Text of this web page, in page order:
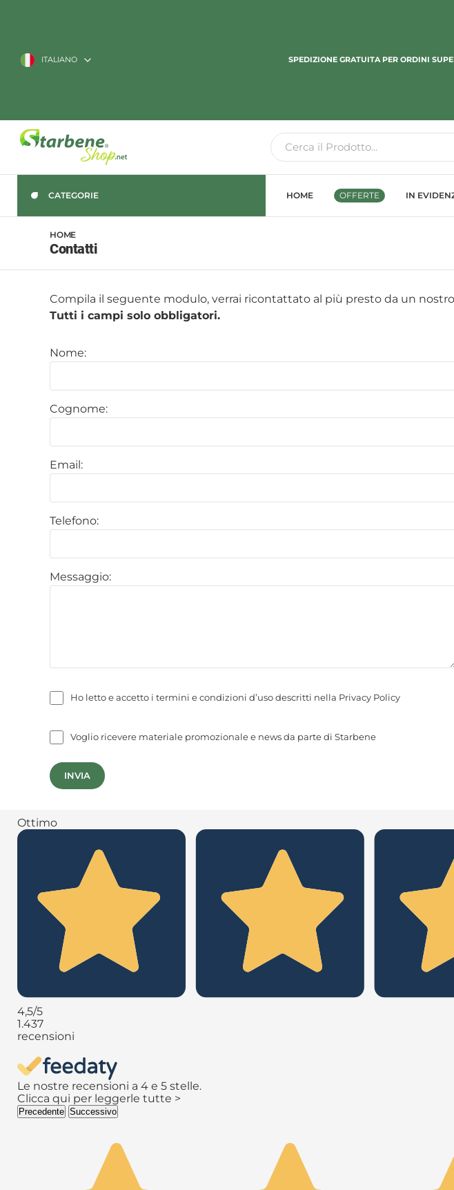
ITALIANO SPEDIZIONE GRATUITA PER ORDINI
CATEGORIE HOME OFFERTE IN
HOME
Contatti
Compila il seguente modulo, verrai ricontattato al più presto da un
Tutti i campi solo obbligatori.
Nome:
Cognome:
Email:
Telefono:
Messaggio:
Ho letto e accetto i termini e condizioni d’uso descritti nella Privacy Policy
Voglio ricevere materiale promozionale e news da parte di Starbene
INVIA
Ottimo
4,5/5
1.437
recensioni
Le nostre recensioni a 4 e 5 stelle.
Clicca qui per leggerle tutte >
Precedente Successivo